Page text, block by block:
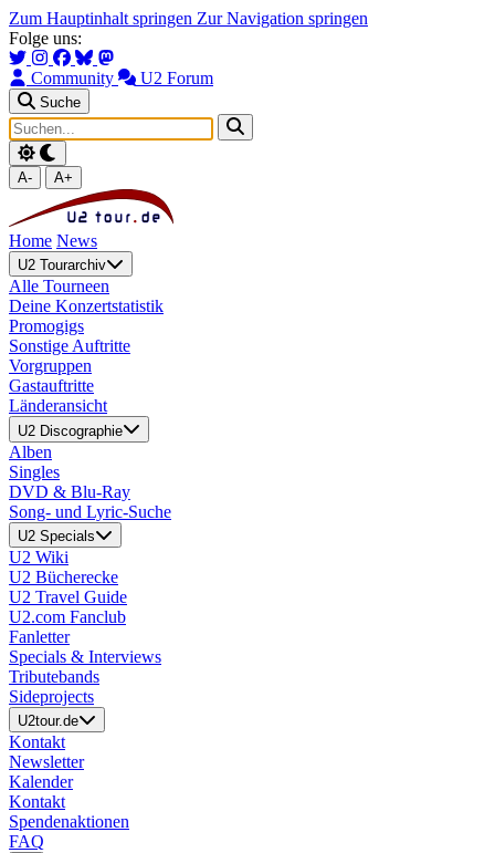
Zum Hauptinhalt springen Zur Navigation springen
Folge uns:
Community U2 Forum
Suche
A- A+
Home News
U2 Tourarchiv
Alle Tourneen
Deine Konzertstatistik
Promogigs
Sonstige Auftritte
Vorgruppen
Gastauftritte
Länderansicht
U2 Discographie
Alben
Singles
DVD & Blu-Ray
Song- und Lyric-Suche
U2 Specials
U2 Wiki
U2 Bücherecke
U2 Travel Guide
U2.com Fanclub
Fanletter
Specials & Interviews
Tributebands
Sideprojects
U2tour.de
Kontakt
Newsletter
Kalender
Kontakt
Spendenaktionen
FAQ